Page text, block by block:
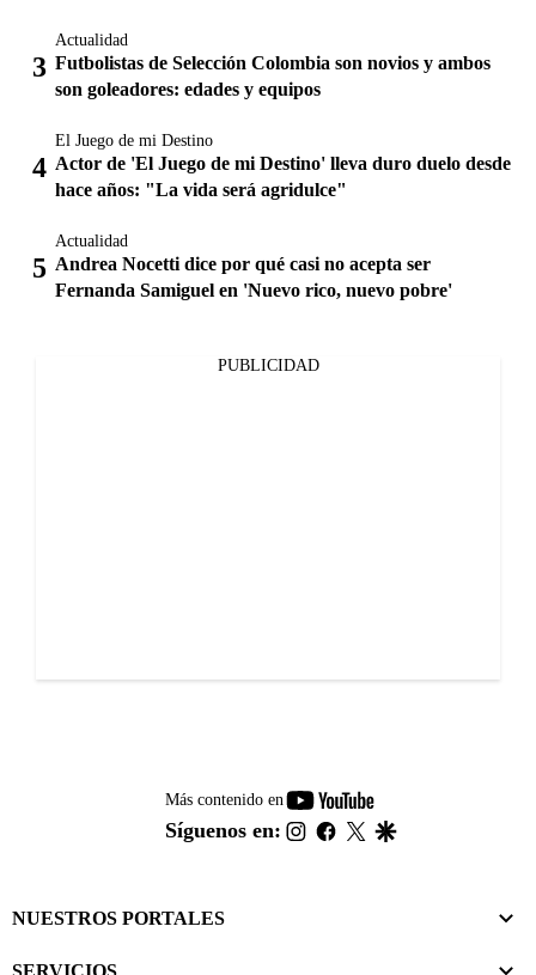
Actualidad
Futbolistas de Selección Colombia son novios y ambos
son goleadores: edades y equipos
El Juego de mi Destino
Actor de 'El Juego de mi Destino' lleva duro duelo desde
hace años: "La vida será agridulce"
Actualidad
Andrea Nocetti dice por qué casi no acepta ser
Fernanda Samiguel en 'Nuevo rico, nuevo pobre'
PUBLICIDAD
Más contenido en
youtube-
footer
Síguenos en: instagram
facebook
twitter
NUESTROS PORTALES
SERVICIOS